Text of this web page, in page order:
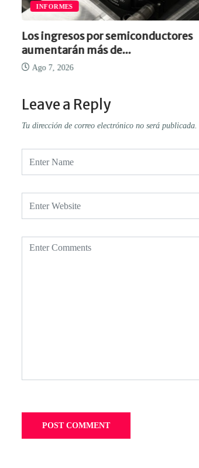
INFORMES
Los ingresos por semiconductores
aumentarán más de...
Ago 7, 2026
Leave a Reply
Tu dirección de correo electrónico no será publicada.